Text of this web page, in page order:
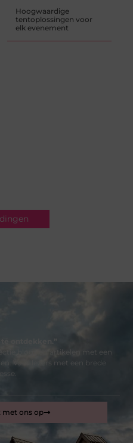
Hoogwaardige
tentoplossingen voor
elk evenement
ontdekken.”
blogs en artikelen met een
Voor lezers met een brede
met ons op